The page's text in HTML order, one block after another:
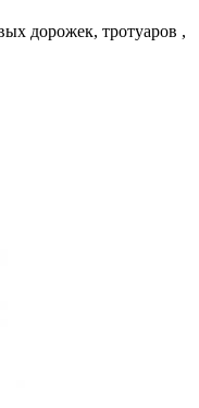
дорожек, тротуаров ,